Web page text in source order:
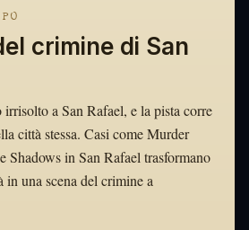
crimine di San
a San Rafael, e la pista corre
città stessa. Casi come Murder
Shadows in San Rafael trasformano
una scena del crimine a